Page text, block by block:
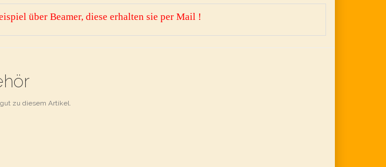
über Beamer, diese erhalten sie per Mail !
zu diesem Artikel.